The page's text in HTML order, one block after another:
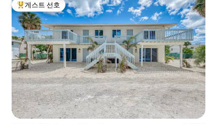
상위 게스트 선호
게스트 선호